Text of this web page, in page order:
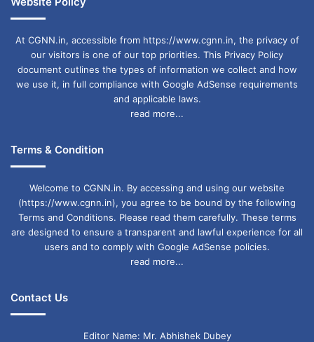
At CGNN.in, accessible from https://www.cgnn.in, the privacy of
our visitors is one of our top priorities. This Privacy Policy
document outlines the types of information we collect and how
we use it, in full compliance with Google AdSense requirements
and applicable laws.
read more...
Terms & Condition
Welcome to CGNN.in. By accessing and using our website
(https://www.cgnn.in), you agree to be bound by the following
Terms and Conditions. Please read them carefully. These terms
are designed to ensure a transparent and lawful experience for all
users and to comply with Google AdSense policies.
read more...
Contact Us
Editor Name: Mr. Abhishek Dubey